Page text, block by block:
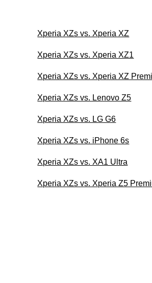
Xperia XZs vs. Xperia XZ
Xperia XZs vs. Xperia XZ1
Xperia XZs vs. Xperia XZ
Xperia XZs vs. Lenovo Z5
Xperia XZs vs. LG G6
Xperia XZs vs. iPhone 6s
Xperia XZs vs. XA1 Ultra
Xperia XZs vs. Xperia Z5